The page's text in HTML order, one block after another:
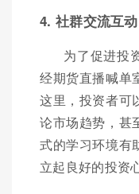
4. 社群交流互动
为了促进投
经期货直播喊单
这里，投资者可
论市场趋势，甚
式的学习环境有
立起良好的投资